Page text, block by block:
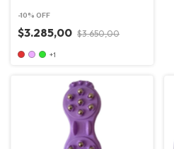
-10% OFF
$3.285,00 $3.650,00
+1